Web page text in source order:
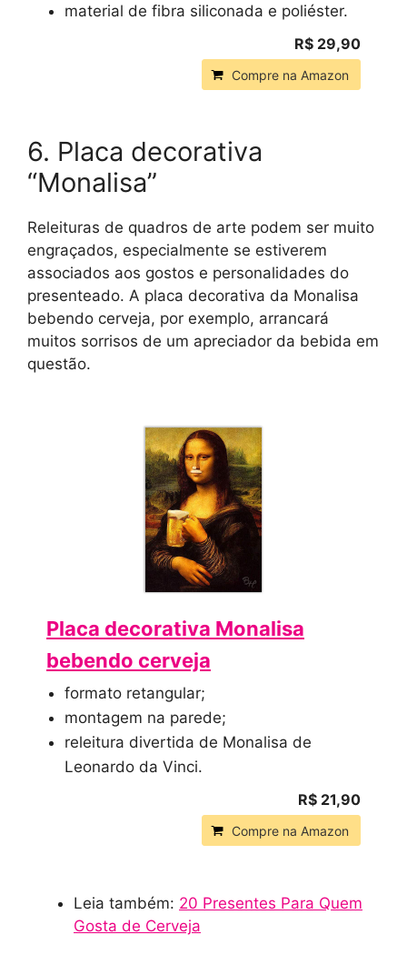
material de fibra siliconada e poliéster.
R$ 29,90
Compre na Amazon
6. Placa decorativa
“Monalisa”
Releituras de quadros de arte podem ser muito
engraçados, especialmente se estiverem
associados aos gostos e personalidades do
presenteado. A placa decorativa da Monalisa
bebendo cerveja, por exemplo, arrancará
muitos sorrisos de um apreciador da bebida em
questão.
Placa decorativa Monalisa
bebendo cerveja
formato retangular;
montagem na parede;
releitura divertida de Monalisa de
Leonardo da Vinci.
R$ 21,90
Compre na Amazon
Leia também: 20 Presentes Para Quem
Gosta de Cerveja